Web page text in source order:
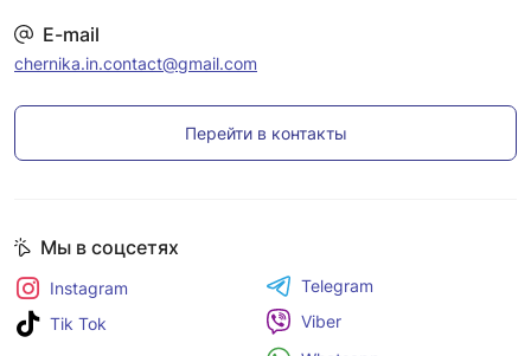
E-mail
chernika.in.contact@gmail.com
Перейти в контакты
Мы в соцсетях
Instagram
Tik Tok
Telegram
Viber